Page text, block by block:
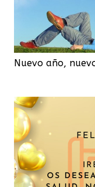
Nuevo año,